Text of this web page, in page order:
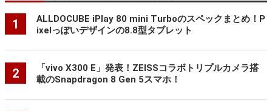
1
ALLDOCUBE iPlay 80 mini Turboのスペックまとめ！P
ixelっぽいデザインの8.8型タブレット
2
「vivo X300 E」発表！ZEISSコラボトリプルカメラ搭
載のSnapdragon 8 Gen 5スマホ！